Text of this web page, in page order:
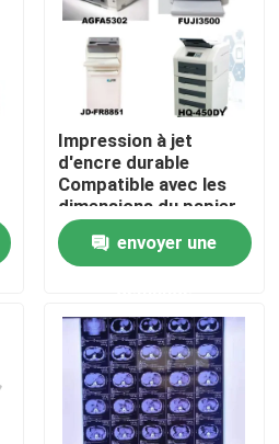
Impression à jet
d'encre durable
Compatible avec les
dimensions du papier
A3 A4 13X17 A3 Plus
offrant une durabilité
d'impression
envoyer une